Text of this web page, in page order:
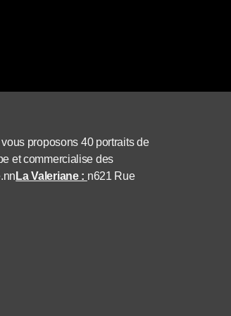
proposons 40 portraits de
et commercialise des
La Valeriane : n621 Rue